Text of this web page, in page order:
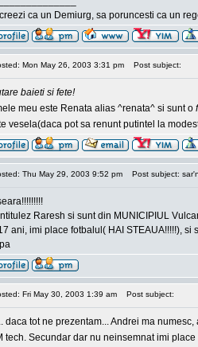
ca un Demiurg, sa poruncesti ca un
Mon May 26, 2003 3:31 pm Post subject:
baieti si fete!
meu este Renata alias ^renata^ si sunt o
vesela(daca pot sa renunt putintel la
Thu May 29, 2003 9:52 pm Post subject:
Raresh si sunt din MUNICIPIUL
ani, imi place fotbalul( HAI STEAUA!!!!!), si
Fri May 30, 2003 1:39 am Post subject:
daca tot ne prezentam... Andrei ma
tech. Secundar dar nu neinsemnat imi